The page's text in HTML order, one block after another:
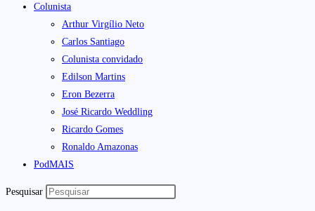
Colunista
Arthur Virgílio Neto
Carlos Santiago
Colunista convidado
Edilson Martins
Eron Bezerra
José Ricardo Weddling
Ricardo Gomes
Ronaldo Amazonas
PodMAIS
Pesquisar